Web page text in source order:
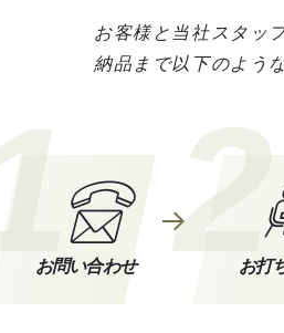
お客様と当社スタッ
納品まで以下のよう
1お問い合わせ 2
お打